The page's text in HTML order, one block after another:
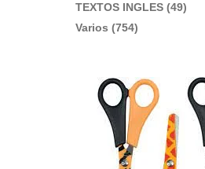
TEXTOS INGLES (49)
Varios (754)